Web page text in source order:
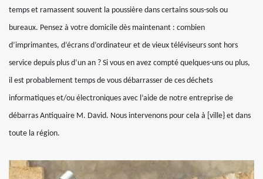
temps et ramassent souvent la poussière dans certains sous-sols ou
bureaux. Pensez à votre domicile dès maintenant : combien
d’imprimantes, d’écrans d’ordinateur et de vieux téléviseurs sont hors
service depuis plus d’un an ? Si vous en avez compté quelques-uns ou plus,
il est probablement temps de vous débarrasser de ces déchets
informatiques et/ou électroniques avec l’aide de notre entreprise de
débarras Antiquaire M. David. Nous intervenons pour cela à [ville} et dans
toute la région.